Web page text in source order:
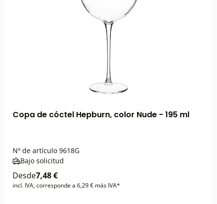
Copa de cóctel Hepburn, color Nude - 195 ml
Nº de artículo 9618G
Bajo solicitud
Desde7,48 €
incl. IVA, corresponde a 6,29 € más IVA*